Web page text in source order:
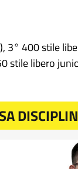
3° 400 stile
stile libero